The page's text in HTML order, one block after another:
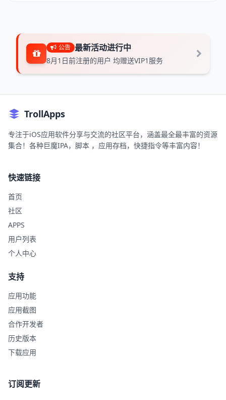
公告 最新活动进行中
8月1日前注册的用户 均赠送VIP1服务
TrollApps
专注于iOS应用软件分享与交流的社区平台，涵盖最全最丰富的资源
集合！各种巨魔IPA，脚本 ，应用存档，快捷指令等丰富内容！
快速链接
首页
社区
APPS
用户列表
个人中心
支持
应用功能
应用截图
合作开发者
历史版本
下载应用
订阅更新